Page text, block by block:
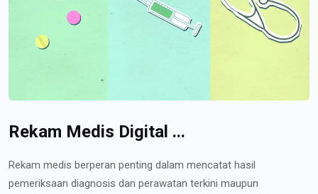
Rekam Medis Digital ...
Rekam medis berperan penting dalam mencatat hasil
pemeriksaan diagnosis dan perawatan terkini maupun